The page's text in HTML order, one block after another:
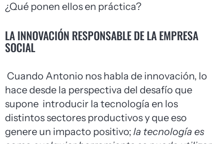
¿Qué ponen ellos en práctica?
LA INNOVACIÓN RESPONSABLE DE LA EMPRESA
SOCIAL
Cuando Antonio nos habla de innovación, lo
hace desde la perspectiva del desafío que
supone introducir la tecnología en los
distintos sectores productivos y que eso
genere un impacto positivo; la tecnología es